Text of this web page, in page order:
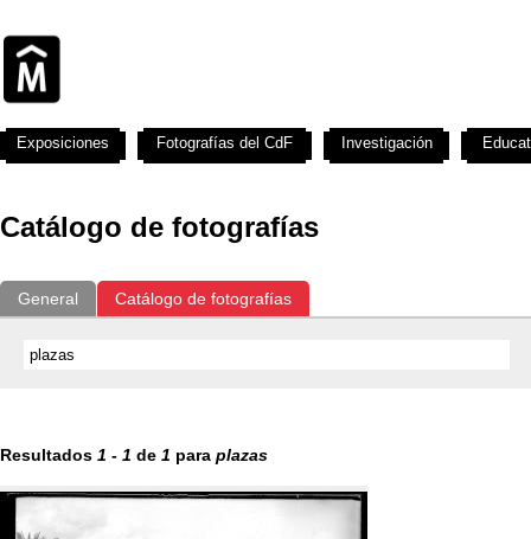
Catálogo de fotografías
General Catálogo de fotografías
Resultados 1 - 1 de 1 para plazas
Exposiciones Fotografías del CdF Investigación